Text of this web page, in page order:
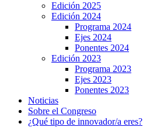
Edición 2025
Edición 2024
Programa 2024
Ejes 2024
Ponentes 2024
Edición 2023
Programa 2023
Ejes 2023
Ponentes 2023
Noticias
Sobre el Congreso
¿Qué tipo de innovador/a eres?